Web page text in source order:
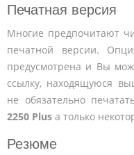
Печатная версия
Многие предпочитают
печатной версии.
предусмотрена и Вы
ссылку, находящуюся
не обязательно
2250 Plus а только
Резюме